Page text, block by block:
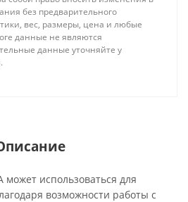
без предварительного
вес, размеры, цена и любые
данные не являются
данные уточняйте у
может использоваться для
возможности работы с